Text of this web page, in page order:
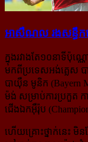
អាសឺណល រង​​សន្ធឹក​​ជ
ក្នុងរវាងតែ១០នាទីប៉ុ
មកពីប្រទេសអង់គ្លេស
បាយ៉ឺន មូនិក (Bayern
ម៉ង់ សម្រាប់ការប្រកួត
ជើងឯក​អ៊ឺរ៉ុប
ហើយ​គ្រោះថ្នាក់នេះ មិ